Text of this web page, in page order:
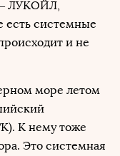
– ЛУКОЙЛ,
есть системные
и не
море летом
К нему тоже
Это системная